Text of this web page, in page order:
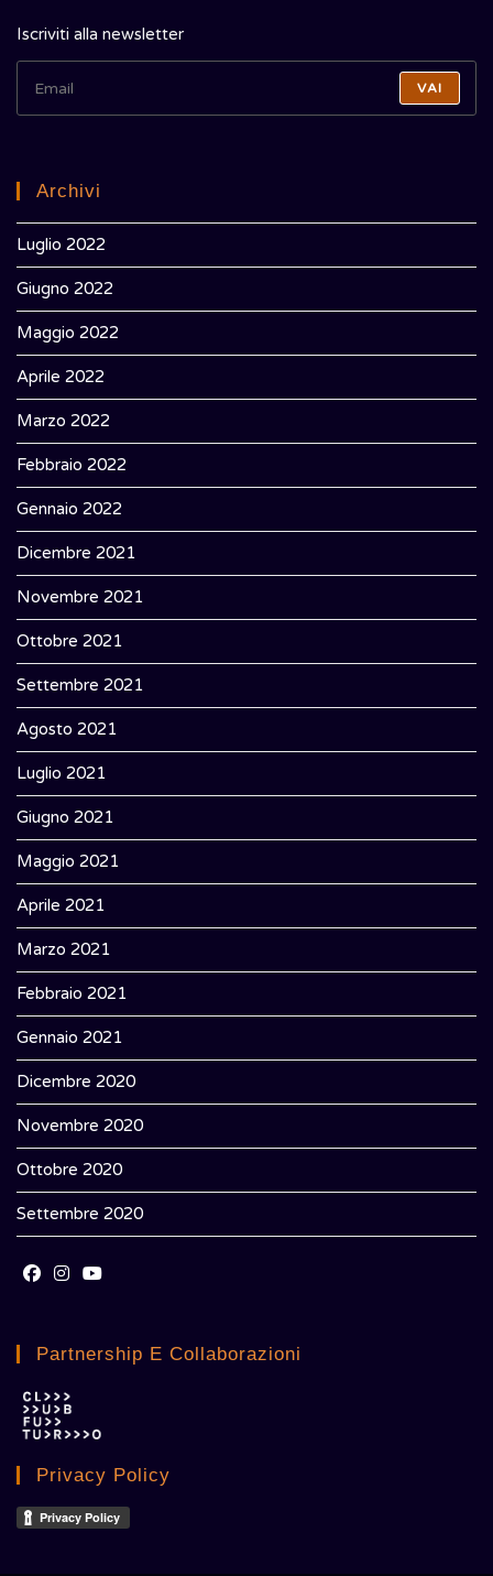
Iscriviti alla newsletter
VAI
Archivi
Luglio 2022
Giugno 2022
Maggio 2022
Aprile 2022
Marzo 2022
Febbraio 2022
Gennaio 2022
Dicembre 2021
Novembre 2021
Ottobre 2021
Settembre 2021
Agosto 2021
Luglio 2021
Giugno 2021
Maggio 2021
Aprile 2021
Marzo 2021
Febbraio 2021
Gennaio 2021
Dicembre 2020
Novembre 2020
Ottobre 2020
Settembre 2020
tab
a
tab
a
Partnership E Collaborazioni
Privacy Policy